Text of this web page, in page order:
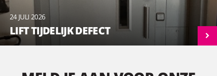
24 JULI 2026
LIFT TIJDELIJK DEFECT